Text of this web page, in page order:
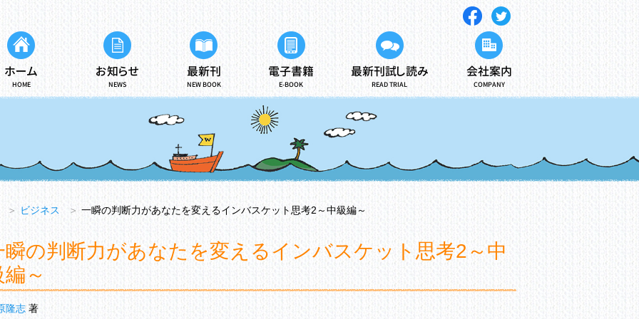
ホーム
HOME
お知らせ
NEWS
最新刊
NEW BOOK
電子書籍
E-BOOK
最新刊試し読み
READ TRIAL
会社案内
COMPANY
＞ ビジネス ＞ 一瞬の判断力があなたを変えるインバスケット思考2～中級編～
瞬の判断力があなたを変えるインバスケット思考2～中
編～
隆志 著